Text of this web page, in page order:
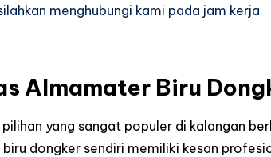
menghubungi kami pada jam kerja
Almamater Biru
yang sangat populer di kalangan
dongker sendiri memiliki kesan